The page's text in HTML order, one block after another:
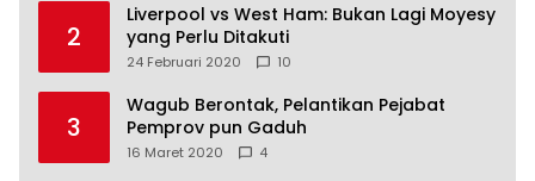
2
Liverpool vs West Ham: Bukan Lagi Moyesy
yang Perlu Ditakuti
24 Februari 2020 10
3
Wagub Berontak, Pelantikan Pejabat
Pemprov pun Gaduh
16 Maret 2020 4